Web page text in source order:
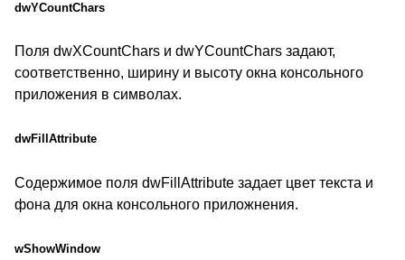
dwYCountChars
Поля dwXCountChars и dwYCountChars задают,
соответственно, ширину и высоту окна консольного
приложения в символах.
dwFillAttribute
Содержимое поля dwFillAttribute задает цвет текста и
фона для окна консольного приложнения.
wShowWindow